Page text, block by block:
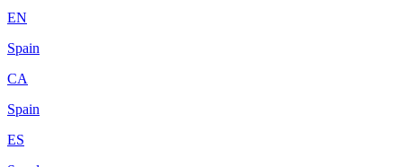
EN
Spain
CA
Spain
ES